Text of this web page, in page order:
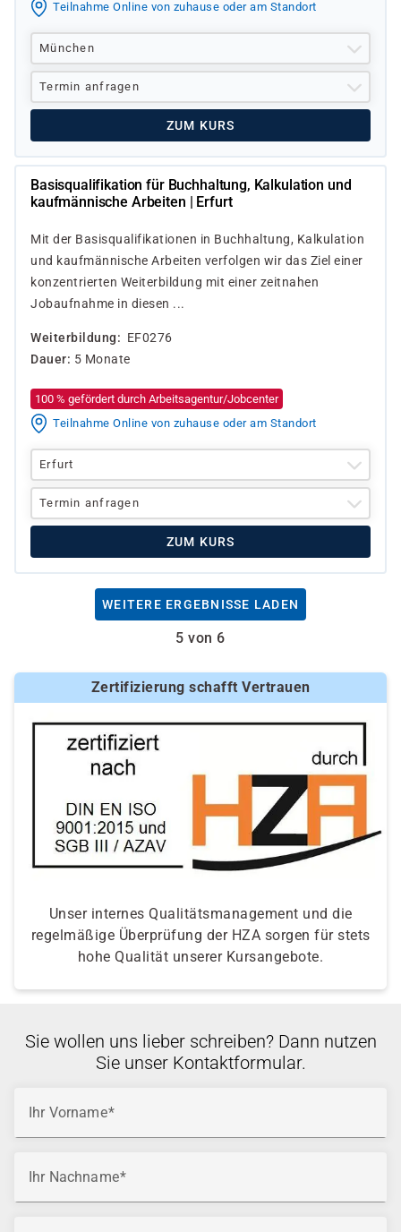
Teilnahme Online von zuhause oder am Standort
München
Termin anfragen
ZUM KURS
Basisqualifikation für Buchhaltung, Kalkulation und
kaufmännische Arbeiten | Erfurt
Mit der Basisqualifikationen in Buchhaltung, Kalkulation
und kaufmännische Arbeiten verfolgen wir das Ziel einer
konzentrierten Weiterbildung mit einer zeitnahen
Jobaufnahme in diesen ...
Weiterbildung
EF0276
Dauer
5 Monate
100 % gefördert durch Arbeitsagentur/Jobcenter
Teilnahme Online von zuhause oder am Standort
Erfurt
Termin anfragen
ZUM KURS
WEITERE ERGEBNISSE LADEN
5 von 6
Zertifizierung schafft Vertrauen
Unser internes Qualitätsmanagement und die
regelmäßige Überprüfung der HZA sorgen für stets
hohe Qualität unserer Kursangebote.
Sie wollen uns lieber schreiben? Dann nutzen
Sie unser Kontaktformular.
Ihr Vorname
Ihr Nachname